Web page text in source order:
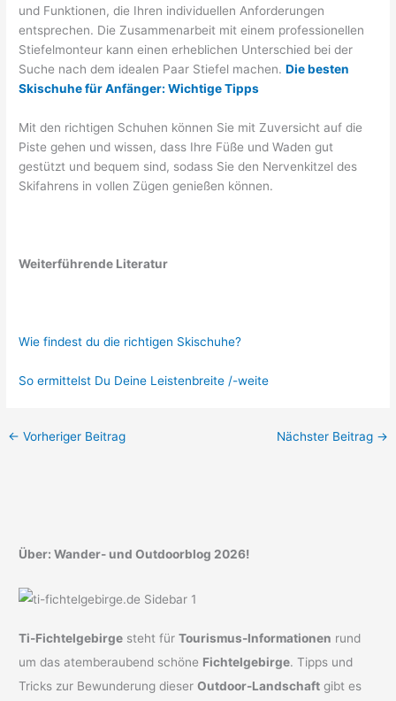
und Funktionen, die Ihren individuellen Anforderungen
entsprechen. Die Zusammenarbeit mit einem professionellen
Stiefelmonteur kann einen erheblichen Unterschied bei der
Suche nach dem idealen Paar Stiefel machen.Die besten
Skischuhe für Anfänger: Wichtige Tipps
Mit den richtigen Schuhen können Sie mit Zuversicht auf die
Piste gehen und wissen, dass Ihre Füße und Waden gut
gestützt und bequem sind, sodass Sie den Nervenkitzel des
Skifahrens in vollen Zügen genießen können.
Weiterführende Literatur
Wie findest du die richtigen Skischuhe?
So ermittelst Du Deine Leistenbreite /-weite
← Vorheriger Beitrag Nächster Beitrag →
Über: Wander- und Outdoorblog 2026!
Ti-Fichtelgebirge steht fürTourismus-Informationen rund
um das atemberaubend schöne Fichtelgebirge. Tipps und
Tricks zur Bewunderung dieserOutdoor-Landschaft gibt es